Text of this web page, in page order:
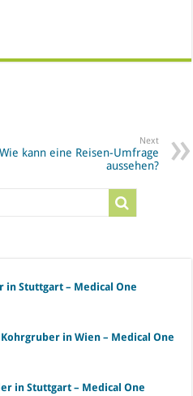
Next
Wie kann eine Reisen-Umfrage
aussehen?
in Stuttgart – Medical One
in Wien – Medical One
in Stuttgart – Medical One